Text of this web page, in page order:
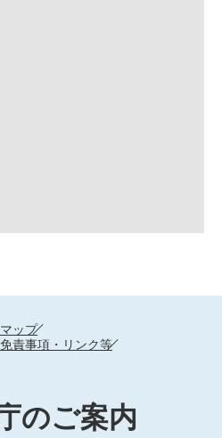
ップ
免責事項・リンク等
のご案内